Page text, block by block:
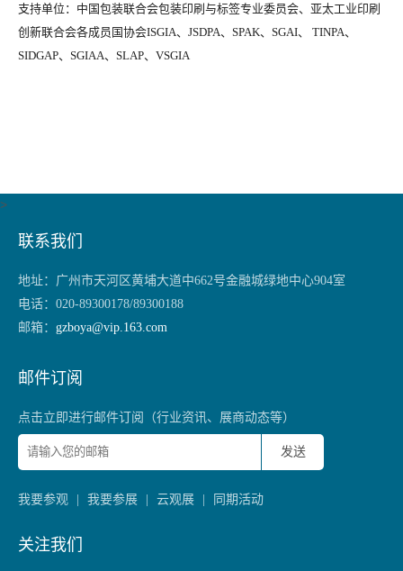
支持单位：中国包装联合会包装印刷与标签专业委员会、亚太工业印刷
创新联合会各成员国协会ISGIA、JSDPA、SPAK、 SGAI、 TINPA、
SIDGAP、SGIAA、SLAP、VSGIA
>
联系我们
地址： 广州市天河区黄埔大道中662号金融城绿地中心904室
电话： 020-89300178/89300188
邮箱： gzboya@vip.163.com
邮件订阅
点击立即进行邮件订阅（行业资讯、展商动态等）
发送
我要参观 | 我要参展 | 云观展 | 同期活动
关注我们